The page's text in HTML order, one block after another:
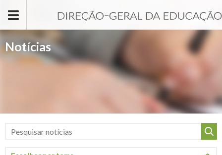
Notícias